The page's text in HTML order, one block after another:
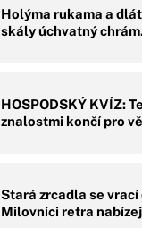
Holýma rukama a
skály úchvatný
HOSPODSKÝ KVÍZ:
znalostmi končí pro
Stará zrcadla se vrací
Milovníci retra